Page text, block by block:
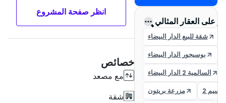
انظر صفحة المشروع
خصائص
مع مصعد
شقة
على العقار المثالي
شقة للبيع الدار البيضاء
بوسيجور الدار البيضاء
السالمية 2 الدار البيضاء
مزرعة بريتون
النسيم 2